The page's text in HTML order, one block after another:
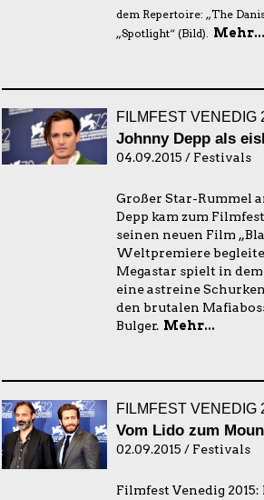
dem Repertoire: „The
„Spotlight“ (Bild). Mehr...
FILMFEST VENEDIG
Johnny Depp als
04.09.2015 / Festivals
Großer Star-Rummel
Depp kam zum
seinen neuen Film
Weltpremiere
Megastar spielt in
eine astreine
den brutalen
Bulger. Mehr...
FILMFEST VENEDIG
Vom Lido zum
02.09.2015 / Festivals
Filmfest Venedig 2015: